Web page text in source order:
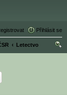
Přihlásit se
Letectvo